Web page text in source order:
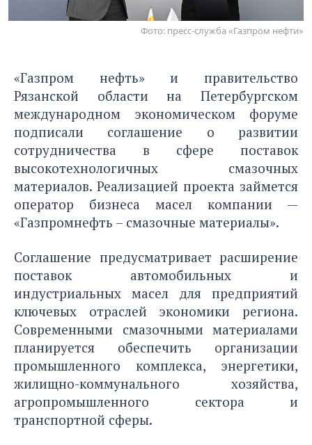
Фото: пресс-служба «Газпром нефти»
«Газпром нефть» и правительство
Рязанской области на Петербургском
международном экономическом форуме
подписали соглашение о развитии
сотрудничества в сфере поставок
высокотехнологичных смазочных
материалов. Реализацией проекта займется
оператор бизнеса масел компании —
«Газпромнефть – смазочные материалы».
Соглашение предусматривает расширение
поставок автомобильных и
индустриальных масел для предприятий
ключевых отраслей экономики региона.
Современными смазочными материалами
планируется обеспечить организации
промышленного комплекса, энергетики,
жилищно-коммунального хозяйства,
агропромышленного сектора и
транспортной сферы.